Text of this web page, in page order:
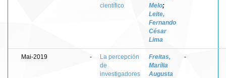
científico
Melo;
Leite,
Fernando
César
Lima
Mai-2019 -
La percepción
de
investigadores
Freitas,
Marília
Augusta
-